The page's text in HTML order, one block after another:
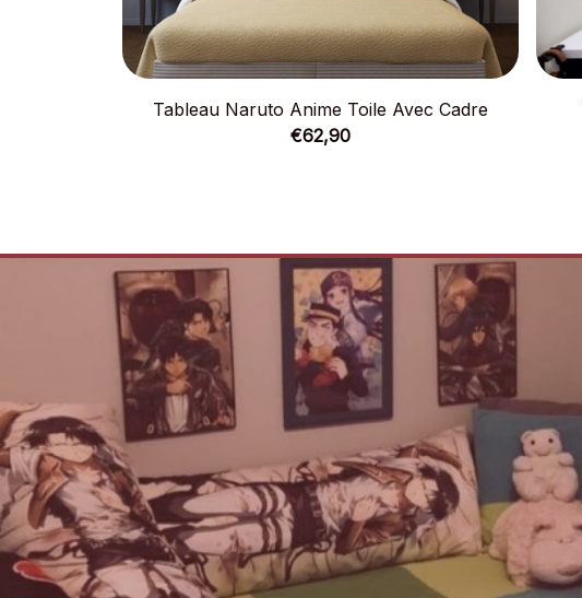
Tableau Naruto Anime Toile Avec Cadre
€62,90